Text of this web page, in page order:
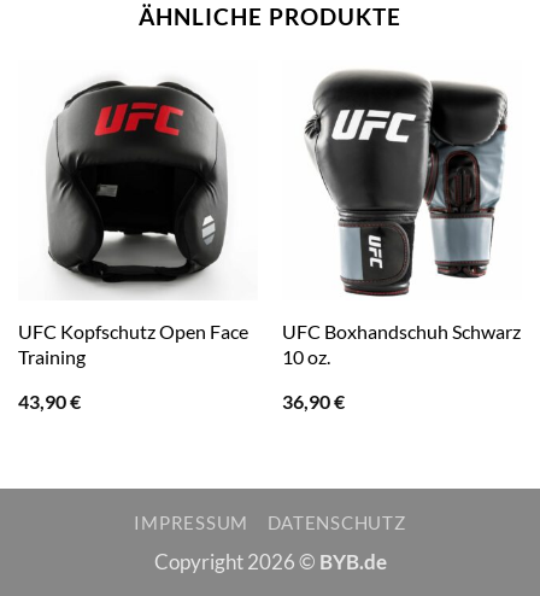
ÄHNLICHE PRODUKTE
UFC Kopfschutz Open Face
Training
43,90€
UFC Boxhandschuh Schwarz
10 oz.
36,90€
IMPRESSUM DATENSCHUTZ
Copyright 2026 © BYB.de